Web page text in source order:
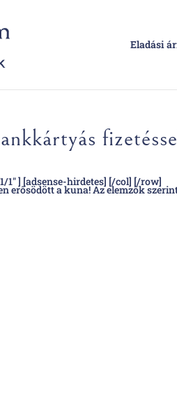
Eladási
1″ ] [adsense-hirdetes] [/col] [/
erősödött a kuna! Az elemzők